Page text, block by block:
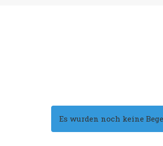
Es wurden noch keine